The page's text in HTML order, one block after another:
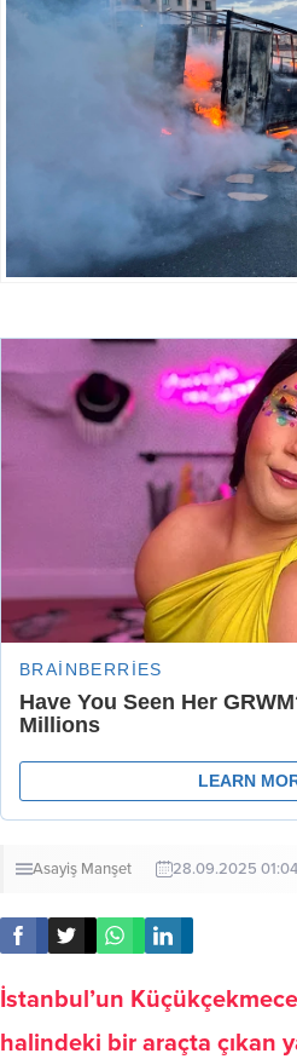
Asayiş Manşet 28.09.2025 01:04
İstanbul’un
halindeki bir araçta çıkan